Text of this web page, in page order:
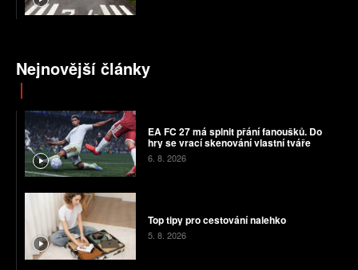
Nejnovější články
EA FC 27 má splnit přání fanoušků. Do
hry se vrací skenování vlastní tváře
6. 8. 2026
Top tipy pro cestování nalehko
5. 8. 2026